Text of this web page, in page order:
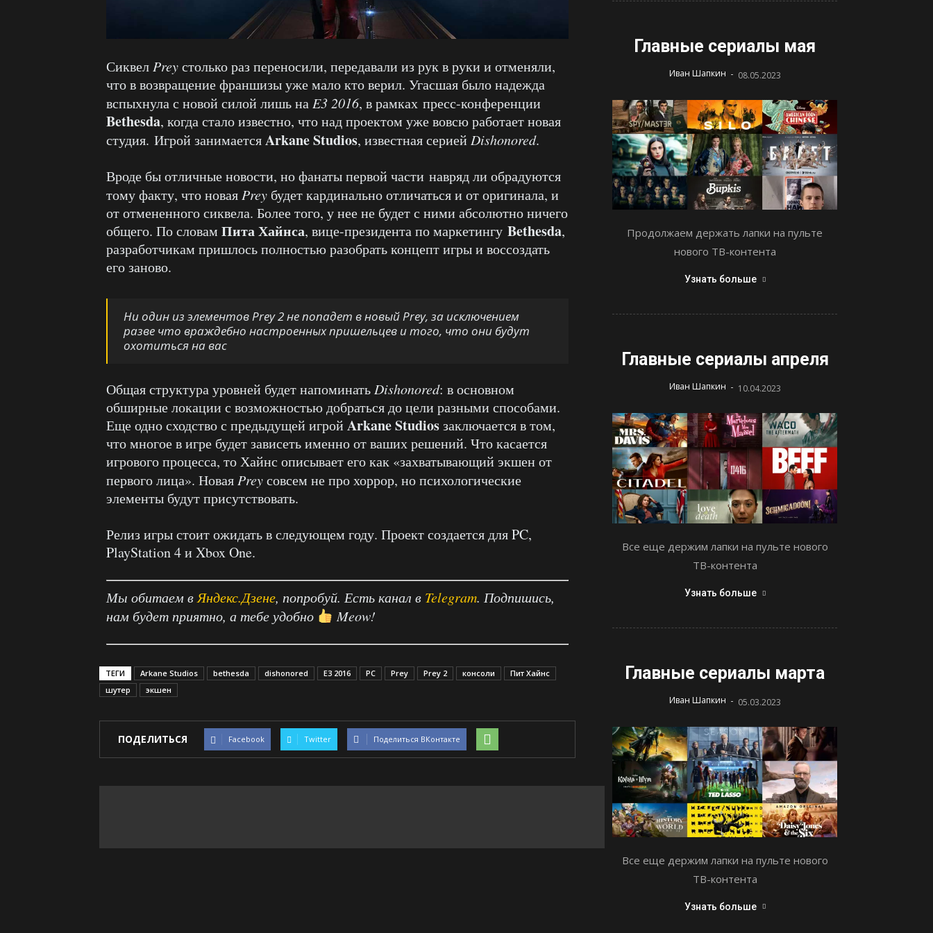
Сиквел Preyстолько раз переносили, передавали из рук в руки и отменяли,
что в возвращение франшизы уже мало кто верил. Угасшая было надежда
вспыхнула с новой силой лишь на E3 2016, в рамках пресс-конференции
Bethesda, когда стало известно, что над проектом уже вовсю работает новая
студия. Игрой занимаетсяArkane Studios, известная серией Dishonored.
Вроде бы отличные новости, но фанаты первой части навряд ли обрадуются
тому факту, что новая Prey будет кардинально отличаться и от оригинала, и
от отмененного сиквела. Более того, у нее не будет с ними абсолютно ничего
общего. По словам Пита Хайнса, вице-президента по маркетингу Bethesda,
разработчикам пришлось полностью разобрать концепт игры и воссоздать
его заново.
Ни один из элементов Prey 2 не попадет в новый Prey, за исключением
разве что враждебно настроенных пришельцев и того, что они будут
охотиться на вас
Общая структура уровней будет напоминать Dishonored: в основном
обширные локации с возможностью добраться до цели разными способами.
Еще одно сходство с предыдущей игрой Arkane Studiosзаключается в том,
что многое в игре будет зависеть именно от ваших решений. Что касается
игрового процесса, то Хайнс описывает его как «захватывающий экшен от
первого лица». Новая Preyсовсем не про хоррор, но психологические
элементы будут присутствовать.
Релиз игры стоит ожидать в следующем году. Проект создается для PC,
PlayStation 4 и Xbox One.
Мы обитаем в Яндекс.Дзене, попробуй. Есть канал в Telegram. Подпишись,
нам будет приятно, а тебе удобно
Meow!
ТЕГИ Arkane Studios bethesda dishonored E3 2016 PC Prey Prey 2 консоли
Пит Хайнс
шутер
экшен
ПОДЕЛИТЬСЯ Facebook Twitter Поделиться ВКонтакте
Главные сериалы мая
Иван Шапкин - 08.05.2023
Продолжаем держать лапки на пульте
нового ТВ-контента
Узнать больше
Главные сериалы апреля
Иван Шапкин - 10.04.2023
Все еще держим лапки на пульте нового
ТВ-контента
Узнать больше
Главные сериалы марта
Иван Шапкин - 05.03.2023
Все еще держим лапки на пульте нового
ТВ-контента
Узнать больше